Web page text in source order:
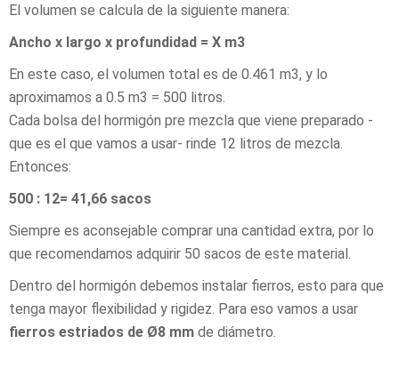
El volumen se calcula de la siguiente manera:
Ancho x largo x profundidad = X m3
En este caso, el volumen total es de 0.461 m3, y lo
aproximamos a 0.5 m3 = 500 litros.
Cada bolsa del hormigón pre mezcla que viene preparado -
que es el que vamos a usar- rinde 12 litros de mezcla.
Entonces:
500 : 12= 41,66 sacos
Siempre es aconsejable comprar una cantidad extra, por lo
que recomendamos adquirir 50 sacos de este material.
Dentro del hormigón debemos instalar fierros, esto para que
tenga mayor flexibilidad y rigidez. Para eso vamos a usar
fierros estriados de Ø8 mm de diámetro.